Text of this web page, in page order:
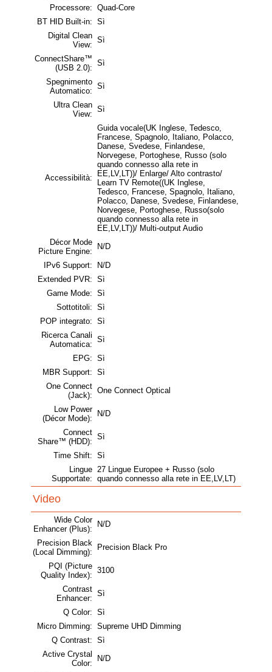
Processore: Quad-Core
BT HID Built-in: Sì
Digital Clean
View:
Sì
ConnectShare™
(USB 2.0):
Sì
Spegnimento
Automatico:
Sì
Ultra Clean
View:
Sì
Accessibilità:
Guida vocale(UK Inglese, Tedesco,
Francese, Spagnolo, Italiano, Polacco,
Danese, Svedese, Finlandese,
Norvegese, Portoghese, Russo (solo
quando connesso alla rete in
EE,LV,LT))/ Enlarge/ Alto contrasto/
Learn TV Remote((UK Inglese,
Tedesco, Francese, Spagnolo, Italiano,
Polacco, Danese, Svedese, Finlandese,
Norvegese, Portoghese, Russo(solo
quando connesso alla rete in
EE,LV,LT))/ Multi-output Audio
Décor Mode
Picture Engine:
N/D
IPv6 Support:
N/D
Extended PVR: Sì
Game Mode: Sì
Sottotitoli: Sì
POP integrato: Sì
Ricerca Canali
Automatica:
Sì
EPG: Sì
MBR Support: Sì
One Connect
(Jack):
One Connect Optical
Low Power
(Décor Mode):
N/D
Connect
Share™ (HDD):
Sì
Time Shift: Sì
Lingue
Supportate:
27 Lingue Europee + Russo (solo
quando connesso alla rete in EE,LV,LT)
Video
Wide Color
Enhancer (Plus):
N/D
Precision Black
(Local Dimming):
Precision Black Pro
PQI (Picture
Quality Index):
3100
Contrast
Enhancer:
Sì
Q Color: Sì
Micro Dimming: Supreme UHD Dimming
Q Contrast: Sì
Active Crystal
Color:
N/D